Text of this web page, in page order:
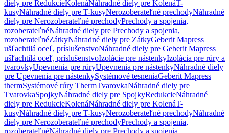
diely pre RedukcieKolenáNáhradné diely pre KolenáT-
kusyNáhradné diely pre T-kusyNerozoberateľné prechodyNáhradné
diely pre Nerozoberateľné prechodyPrechody a spojenia,
rozoberateľnéNáhradné diely pre Prechody a spojenia,
rozoberateľnéZátkyNáhradné diely pre ZátkyGeberit Mapress
ušľachtilá oceľ, príslušenstvoNáhradné diely pre Geberit Mapress
ušľachtilá oceľ, príslušenstvoIzolácie pre nástenkyIzolácia pre rúry a
tvarovkyUpevnenia pre rúryUpevnenia pre nástenkyNáhradné diely
pre Upevnenia pre nástenkySystémové tesneniaGeberit Mapress
thermSystémové rúry ThermTvarovkaNáhradné diely pre
TvarovkaSpojkyNáhradné diely pre SpojkyRedukcieNáhradné
diely pre RedukcieKolenáNáhradné diely pre KolenáT-
kusyNáhradné diely pre T-kusyNerozoberateľné prechodyNáhradné
diely pre Nerozoberateľné prechodyPrechody a spojenia,
rozoberateľnéNáhradné diely pre Prechody a spojenia,